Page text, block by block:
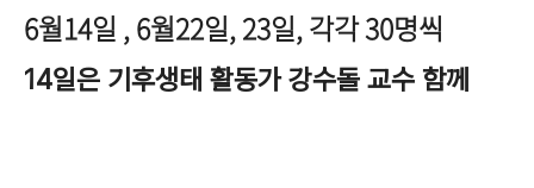
6월14일 , 6월22일, 23일, 각각 30명씩
14일은 기후생태 활동가 강수돌 교수 함께